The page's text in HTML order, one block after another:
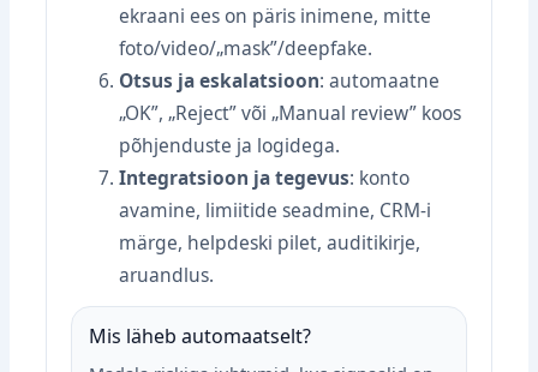
ekraani ees on päris inimene, mitte
foto/video/„mask”/deepfake.
Otsus ja eskalatsioon: automaatne
„OK”, „Reject” või „Manual review” koos
põhjenduste ja logidega.
Integratsioon ja tegevus: konto
avamine, limiitide seadmine, CRM‑i
märge, helpdeski pilet, auditikirje,
aruandlus.
Mis läheb automaatselt?